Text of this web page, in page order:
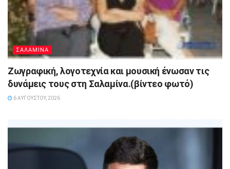
ΣΑΛΑΜΙΝΑ
Ζωγραφική, λογοτεχνία και μουσική ένωσαν τις
δυνάμεις τους στη Σαλαμίνα.(βίντεο φωτό)
6 ΑΥΓΟΎΣΤΟΥ, 2026